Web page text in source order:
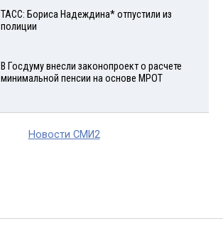
ТАСС: Бориса Надеждина* отпустили из
полиции
В Госдуму внесли законопроект о расчете
минимальной пенсии на основе МРОТ
Новости СМИ2